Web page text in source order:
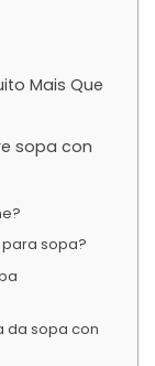
Mais Que
sopa con
sopa?
da sopa con